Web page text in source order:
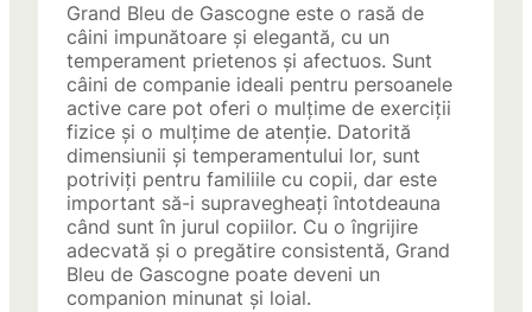
Grand Bleu de Gascogne este o rasă de
câini impunătoare și elegantă, cu un
temperament prietenos și afectuos. Sunt
câini de companie ideali pentru persoanele
active care pot oferi o mulțime de exerciții
fizice și o mulțime de atenție. Datorită
dimensiunii și temperamentului lor, sunt
potriviți pentru familiile cu copii, dar este
important să-i supravegheați întotdeauna
când sunt în jurul copiilor. Cu o îngrijire
adecvată și o pregătire consistentă, Grand
Bleu de Gascogne poate deveni un
companion minunat și loial.